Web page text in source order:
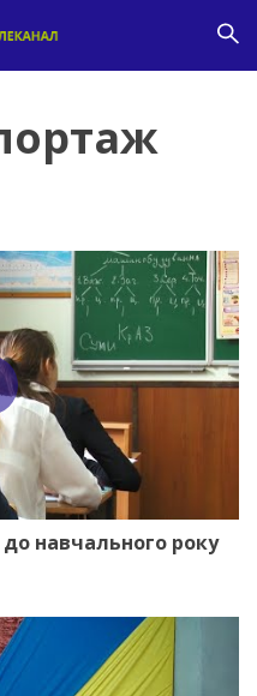
навчального року